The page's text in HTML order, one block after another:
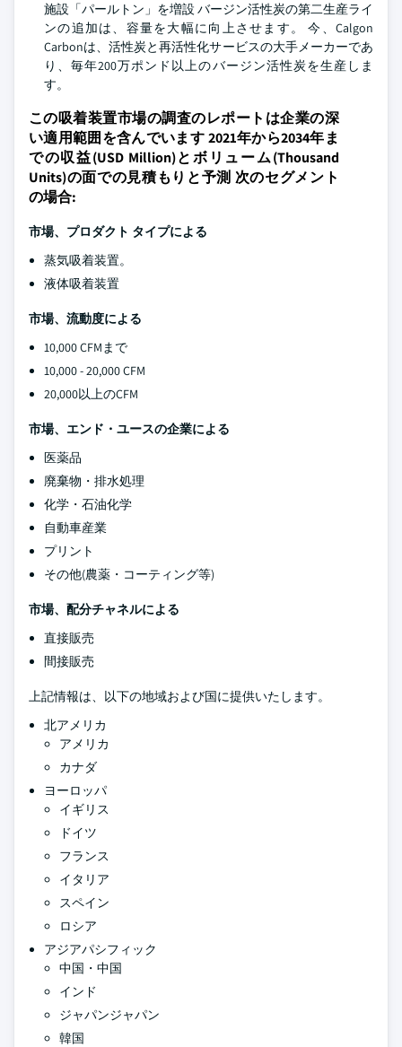
施設「パールトン」を増設 バージン活性炭の第二生産ライ
ンの追加は、容量を大幅に向上させます。 今、Calgon
Carbonは、活性炭と再活性化サービスの大手メーカーであ
り、毎年200万ポンド以上のバージン活性炭を生産しま
す。
この吸着装置市場の調査のレポートは企業の深
い適用範囲を含んでいます 2021年から2034年ま
での収益(USD Million)とボリューム(Thousand
Units)の面での見積もりと予測 次のセグメント
の場合:
市場、プロダクト タイプによる
蒸気吸着装置。
液体吸着装置
市場、流動度による
10,000 CFMまで
10,000 - 20,000 CFM
20,000以上のCFM
市場、エンド・ユースの企業による
医薬品
廃棄物・排水処理
化学・石油化学
自動車産業
プリント
その他(農薬・コーティング等)
市場、配分チャネルによる
直接販売
間接販売
上記情報は、以下の地域および国に提供いたします。
北アメリカ
アメリカ
カナダ
ヨーロッパ
イギリス
ドイツ
フランス
イタリア
スペイン
ロシア
アジアパシフィック
中国・中国
インド
ジャパンジャパン
韓国